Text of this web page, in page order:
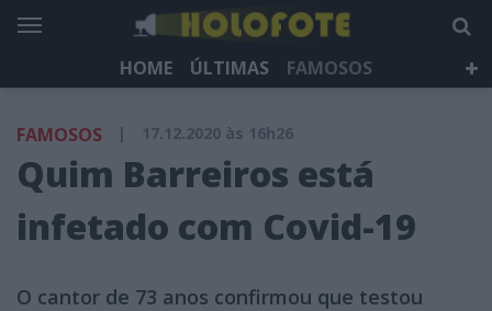
HOME ÚLTIMAS
FAMOSOS
HOLOFOTE TV
NEWSLETTER
FAMOSOS | 17.12.2020 às 16h26
Quim Barreiros está
infetado com Covid-19
O cantor de 73 anos confirmou que testou